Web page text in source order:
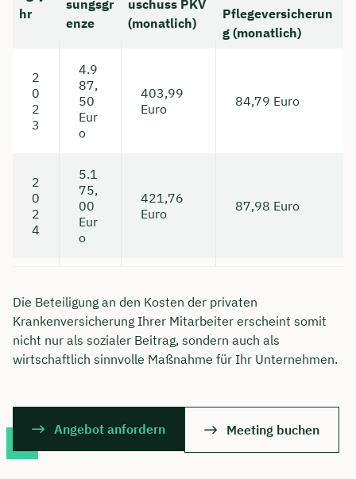
hr
sungsgr
enze
uschuss PKV
(monatlich)
Pflegeversicherun
g (monatlich)
2
0
2
3
4.9
87,
50
Eur
o
403,99
Euro
84,79 Euro
2
0
2
4
5.1
75,
00
Eur
o
421,76
Euro
87,98 Euro
Die Beteiligung an den Kosten der privaten
Krankenversicherung Ihrer Mitarbeiter erscheint somit
nicht nur als sozialer Beitrag, sondern auch als
wirtschaftlich sinnvolle Maßnahme für Ihr Unternehmen.
Angebot anfordern Meeting buchen
Dauer: ca. 30 Minuten
🗓️ Wählen Sie jetzt Ihren Wunschtermin:
Meeting buchen